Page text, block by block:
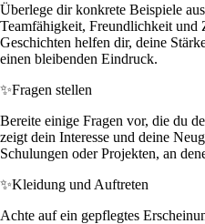
Überlege dir konkrete Beispiele
Teamfähigkeit, Freundlichkeit und
Geschichten helfen dir, deine
einen bleibenden Eindruck.
✨Fragen stellen
Bereite einige Fragen vor, die du
zeigt dein Interesse und deine
Schulungen oder Projekten, an
✨Kleidung und Auftreten
Achte auf ein gepflegtes